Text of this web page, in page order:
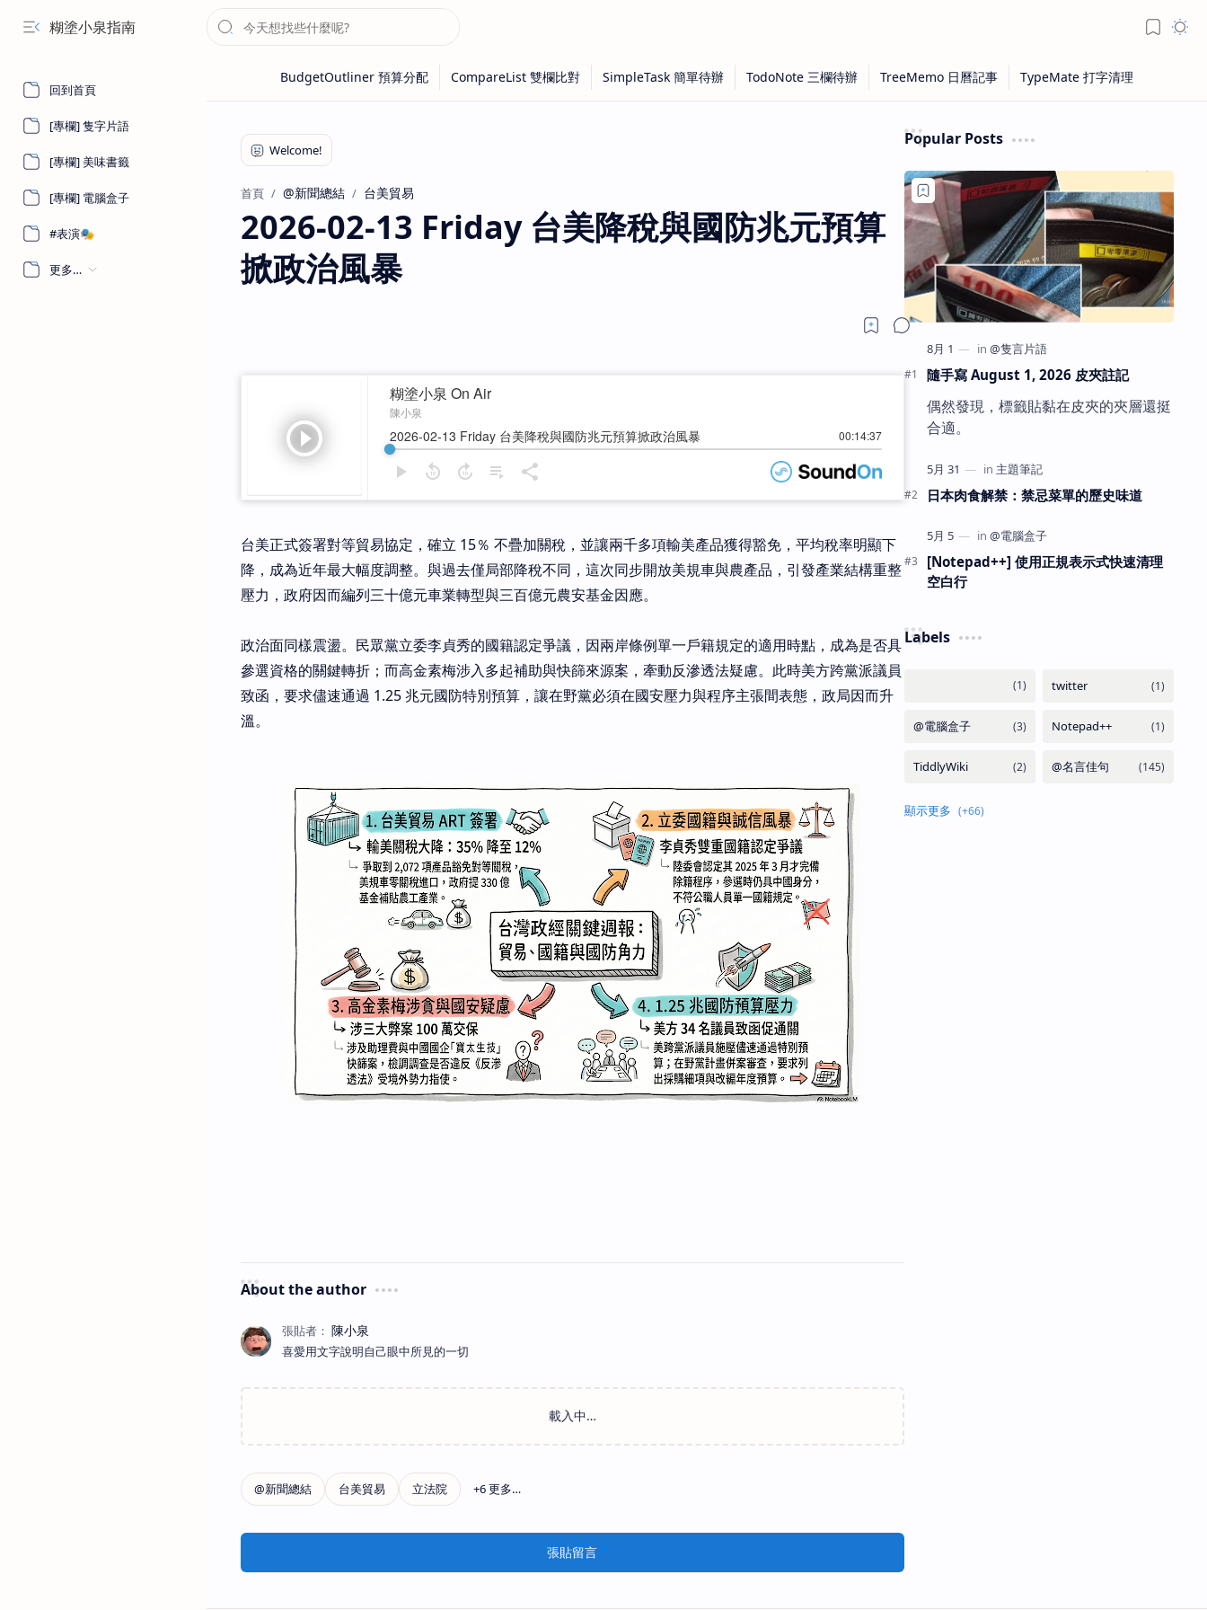
糊塗小泉指南
回到首頁
[專欄] 隻字片語
[專欄] 美味書籤
[專欄] 電腦盒子
#表演🎭
更多…
首頁 @新聞總結 台美貿易
2026-02-13 Friday 台美降稅與國防兆元預算
掀政治風暴
台美正式簽署對等貿易協定，確立 15％ 不疊加關稅，並讓兩千多項輸美產品獲得豁免，平均稅率明顯下
降，成為近年最大幅度調整。與過去僅局部降稅不同，這次同步開放美規車與農產品，引發產業結構重整
壓力，政府因而編列三十億元車業轉型與三百億元農安基金因應。
政治面同樣震盪。民眾黨立委李貞秀的國籍認定爭議，因兩岸條例單一戶籍規定的適用時點，成為是否具
參選資格的關鍵轉折；而高金素梅涉入多起補助與快篩來源案，牽動反滲透法疑慮。此時美方跨黨派議員
致函，要求儘速通過 1.25 兆元國防特別預算，讓在野黨必須在國安壓力與程序主張間表態，政局因而升
溫。
About the author
喜愛用文字說明自己眼中所見的一切
張貼留言
Popular Posts
隨手寫 August 1, 2026 皮夾註記
偶然發現，標籤貼黏在皮夾的夾層還挺
合適。
日本肉食解禁：禁忌菜單的歷史味道
[Notepad++] 使用正規表示式快速清理
空白行
Labels